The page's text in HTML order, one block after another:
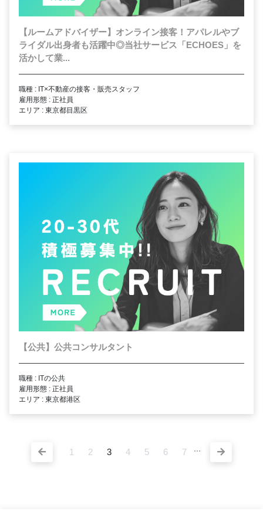
【ルームアドバイザー】オンライン接客！アパレルやブ
ライダル出身者も活躍中◎当社サービス「ECHOES」を
活かして業...
職種 : IT×不動産の接客・販売スタッフ
雇用形態 : 正社員
エリア : 東京都目黒区
【公共】公共コンサルタント
職種 : ITの公共
雇用形態 : 正社員
エリア : 東京都港区
1 2 3 4 5 6 7 ...